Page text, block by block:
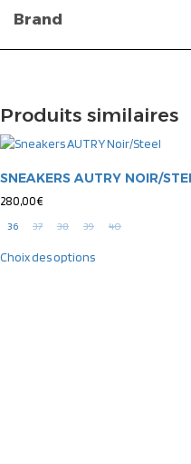
Brand
Produits similaires
SNEAKERS AUTRY NOIR/
280,00€
36
37 38 39 40
Choix des options